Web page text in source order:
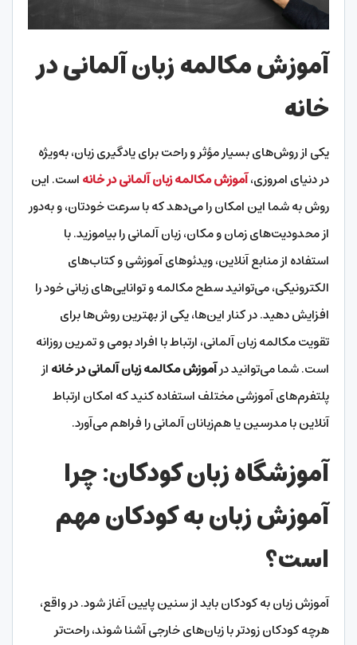
آموزش مکالمه زبان آلمانی در
خانه
یکی از روش‌های بسیار مؤثر و راحت برای یادگیری زبان، به‌ویژه
در دنیای امروزی،آموزش مکالمه زبان آلمانی در خانهاست. این
روش به شما این امکان را می‌دهد که با سرعت خودتان، و به‌دور
از محدودیت‌های زمان و مکان، زبان آلمانی را بیاموزید. با
استفاده از منابع آنلاین، ویدئوهای آموزشی و کتاب‌های
الکترونیکی، می‌توانید سطح مکالمه و توانایی‌های زبانی خود را
افزایش دهید. در کنار این‌ها، یکی از بهترین روش‌ها برای
تقویت مکالمه زبان آلمانی، ارتباط با افراد بومی و تمرین روزانه
است. شما می‌توانید درآموزش مکالمه زبان آلمانی در خانهاز
پلتفرم‌های آموزشی مختلف استفاده کنید که امکان ارتباط
آنلاین با مدرسین یا هم‌زبانان آلمانی را فراهم می‌آورد.
آموزشگاه زبان کودکان: چرا
آموزش زبان به کودکان مهم
است؟
آموزش زبان به کودکان باید از سنین پایین آغاز شود. در واقع،
هرچه کودکان زودتر با زبان‌های خارجی آشنا شوند، راحت‌تر